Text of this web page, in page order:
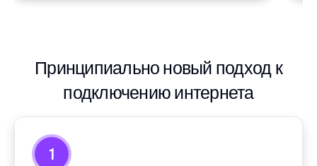
Принципиально новый подход к
подключению интернета
1